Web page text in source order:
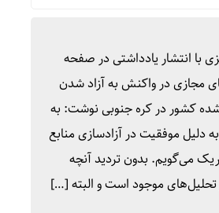
با انتشار یادداشتی در صفحه
در واکنش به آزاد شدن
کشور در کره جنوبی نوشت: به
دلیل موفقیت در آزادسازی منابع
می‌گویم. بدون تردید آنچه
تحلیل‌های موجود است و البته […]